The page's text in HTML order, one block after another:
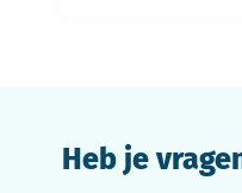
Heb je